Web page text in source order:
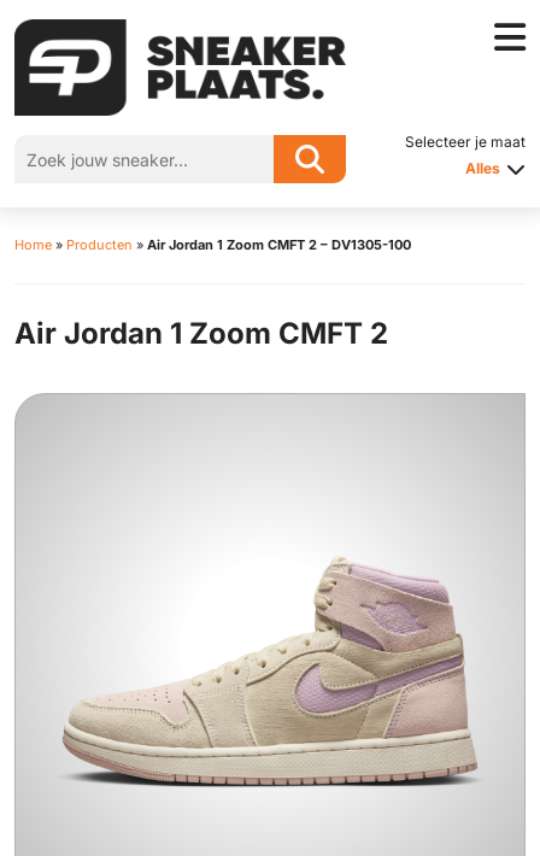
Selecteer je maat
Alles
Home » Producten » Air Jordan 1 Zoom CMFT 2 – DV1305-100
Air Jordan 1 Zoom CMFT 2